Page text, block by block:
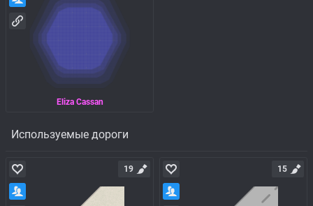
Eliza Cassan
Используемые дороги
19 15